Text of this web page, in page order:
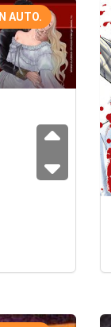
AUTO.